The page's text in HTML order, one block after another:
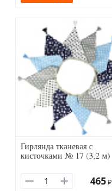
Гирлянда тканевая с
кисточками № 17 (3,2 м)
465 ₽